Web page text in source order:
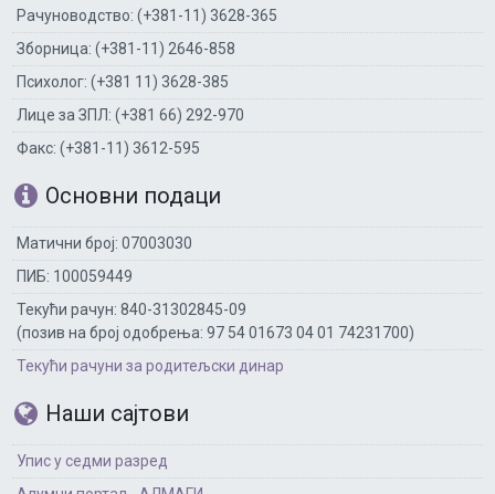
Рачуноводство: (+381-11) 3628-365
Зборница: (+381-11) 2646-858
Психолог: (+381 11) 3628-385
Лице за ЗПЛ: (+381 66) 292-970
Факс: (+381-11) 3612-595
Основни подаци
Матични број: 07003030
ПИБ: 100059449
Текући рачун: 840-31302845-09
(позив на број одобрења: 97 54 01673 04 01 74231700)
Текући рачуни за родитељски динар
Наши сајтови
Упис у седми разред